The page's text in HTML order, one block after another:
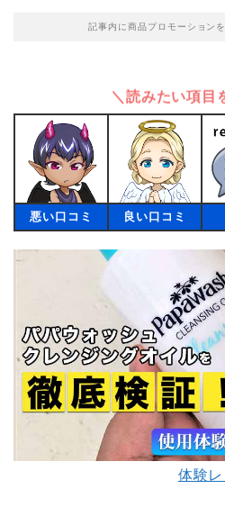
記事内に商品プロモーション
＼読みたい項目
悪い口コミ 良い口コミ
体験